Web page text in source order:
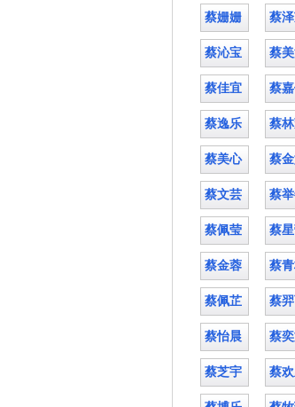
蔡姗姗 蔡
蔡沁宝 蔡
蔡佳宜 蔡
蔡逸乐 蔡
蔡美心 蔡
蔡文芸 蔡
蔡佩莹 蔡
蔡金蓉 蔡
蔡佩芷 蔡
蔡怡晨 蔡
蔡芝宇 蔡